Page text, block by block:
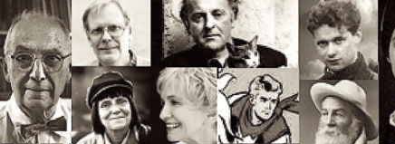
Skip
to
content